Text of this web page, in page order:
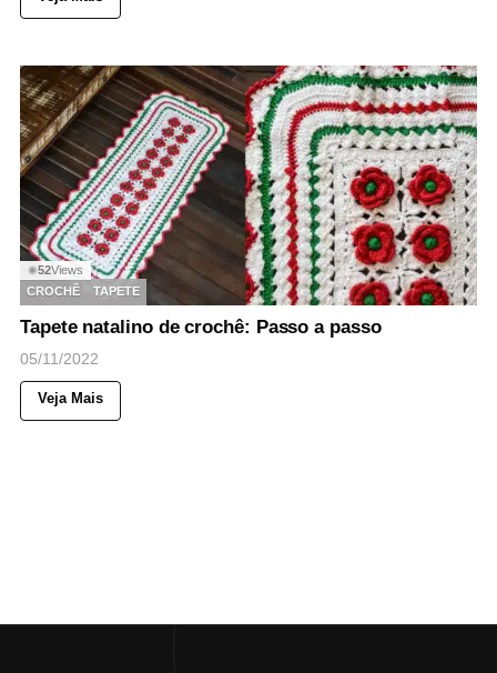
◉52Views
CROCHÊ
TAPETE
Tapete natalino de crochê: Passo a passo
05/11/2022
Veja Mais